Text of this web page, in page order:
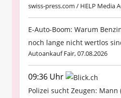
swiss-press.com / HELP Media
E-Auto-Boom: Warum
noch lange nicht wertlos
Autoankauf Fair, 07.08.2026
09:36 Uhr
Polizei sucht Zeugen: Mann